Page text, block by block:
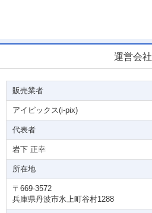
運営会社
販売業者
アイピックス(i-pix)
代表者
岩下 正幸
所在地
〒669-3572
兵庫県丹波市氷上町谷村1288